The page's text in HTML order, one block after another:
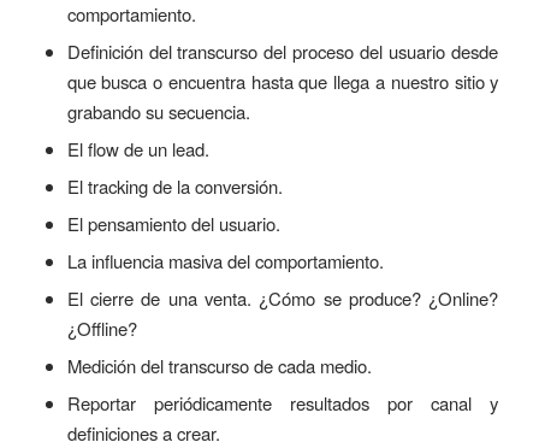
comportamiento.
Definición del transcurso del proceso del usuario desde
que busca o encuentra hasta que llega a nuestro sitio y
grabando su secuencia.
El flow de un lead.
El tracking de la conversión.
El pensamiento del usuario.
La influencia masiva del comportamiento.
El cierre de una venta. ¿Cómo se produce? ¿Online?
¿Offline?
Medición del transcurso de cada medio.
Reportar periódicamente resultados por canal y
definiciones a crear.